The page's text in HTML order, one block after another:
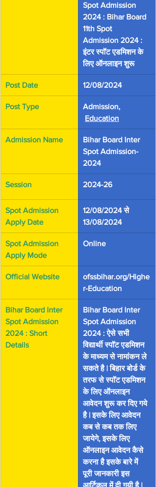
Spot Admission
2024 : Bihar Board
11th Spot
Admission 2024 :
इंटर स्पॉट एडमिशन के
लिए ऑनलाइन शुरू
Post Date 12/08/2024
Post Type
Admission,
Education
Admission Name
Bihar Board Inter
Spot Admission-
2024
Session 2024-26
Spot Admission
Apply Date
12/08/2024 से
13/08/2024
Spot Admission
Apply Mode
Online
Official Website
ofssbihar.org/Highe
r-Education
Bihar Board Inter
Spot Admission
2024 : Short
Details
Bihar Board Inter
Spot Admission
2024 : ऐसे सभी
विद्यार्थी स्पॉट एडमिशन
के माध्यम से नामांकन ले
सकते है | बिहार बोर्ड के
तरफ से स्पॉट एडमिशन
के लिए ऑनलाइन
आवेदन शुरू कर दिए गये
है | इसके लिए आवेदन
कब से कब तक लिए
जायेगे, इसके लिए
ऑनलाइन आवेदन कैसे
करना है इसके बारे में
पूरी जानकारी इस
आर्टिकल में दी गयी है |